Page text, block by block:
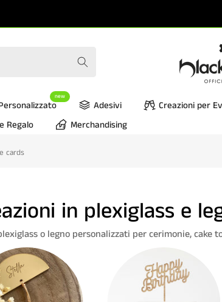
new
Adesivi Creazioni per
Regalo Merchandising
cards
in plexiglass e
o legno personalizzati per cerimonie,